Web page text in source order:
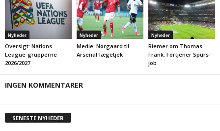
Nyheder
Oversigt: Nations
League-grupperne
2026/2027
Nyheder
Medie: Nørgaard til
Arsenal-lægetjek
Nyheder
Riemer om Thomas
Frank: Fortjener Spurs-
job
INGEN KOMMENTARER
SENESTE NYHEDER